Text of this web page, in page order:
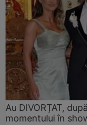
Au DIVORȚAT,
momentului în